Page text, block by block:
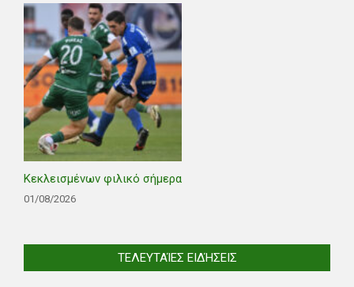
Κεκλεισμένων φιλικό σήμερα
01/08/2026
ΤΕΛΕΥΤΑΊΕΣ ΕΙΔΉΣΕΙΣ